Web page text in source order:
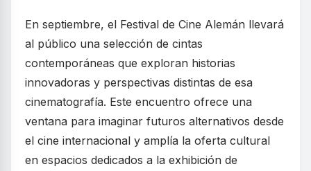
En septiembre, el Festival de Cine Alemán llevará
al público una selección de cintas
contemporáneas que exploran historias
innovadoras y perspectivas distintas de esa
cinematografía. Este encuentro ofrece una
ventana para imaginar futuros alternativos desde
el cine internacional y amplía la oferta cultural
en espacios dedicados a la exhibición de